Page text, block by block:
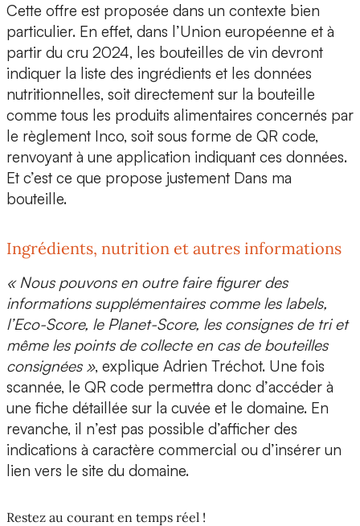
Cette offre est proposée dans un contexte bien
particulier. En effet, dans l’Union européenne et à
partir du cru 2024, les bouteilles de vin devront
indiquer la liste des ingrédients et les données
nutritionnelles, soit directement sur la bouteille
comme tous les produits alimentaires concernés par
le règlement Inco, soit sous forme de QR code,
renvoyant à une application indiquant ces données.
Et c’est ce que propose justement Dans ma
bouteille.
Ingrédients, nutrition et autres informations
« Nous pouvons en outre faire figurer des
informations supplémentaires comme les labels,
l’Eco-Score, le Planet-Score, les consignes de tri et
même les points de collecte en cas de bouteilles
consignées », explique Adrien Tréchot. Une fois
scannée, le QR code permettra donc d’accéder à
une fiche détaillée sur la cuvée et le domaine. En
revanche, il n’est pas possible d’afficher des
indications à caractère commercial ou d’insérer un
lien vers le site du domaine.
Restez au courant en temps réel !